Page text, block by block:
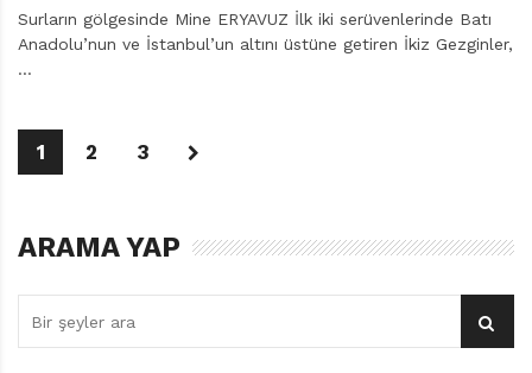
Surların gölgesinde Mine ERYAVUZ İlk iki serüvenlerinde Batı
Anadolu’nun ve İstanbul’un altını üstüne getiren İkiz Gezginler,
…
1 2 3
ARAMA YAP